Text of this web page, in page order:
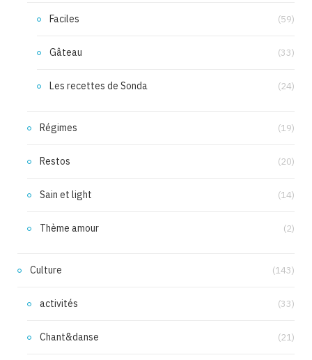
Faciles (59)
Gâteau (33)
Les recettes de Sonda (24)
Régimes (19)
Restos (20)
Sain et light (14)
Thème amour (2)
Culture (143)
activités (33)
Chant&danse (21)